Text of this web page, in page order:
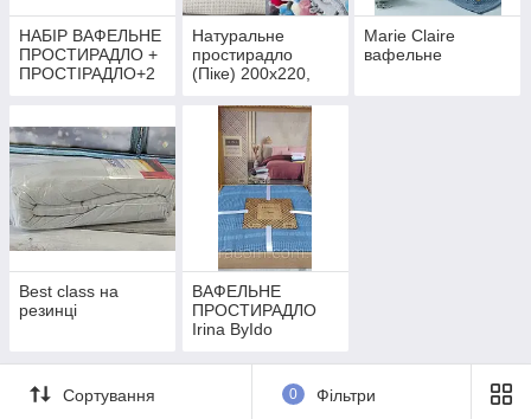
НАБІР ВАФЕЛЬНЕ
ПРОСТИРАДЛО +
ПРОСТІРАДЛО+2
Натуральне
простирадло
(Піке) 200х220,
Marie Claire
вафельне
Best class на
резинці
ВАФЕЛЬНЕ
ПРОСТИРАДЛО
Irina ByIdo
Сортування 0 Фільтри